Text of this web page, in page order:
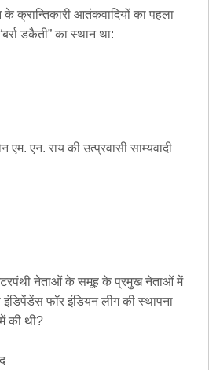
क्रान्तिकारी आतंकवादियों का पहला
डकैती” का स्थान था:
एन. राय की उत्प्रवासी साम्यवादी
नेताओं के समूह के प्रमुख नेताओं में
फॉर इंडियन लीग की स्थापना
की थी?